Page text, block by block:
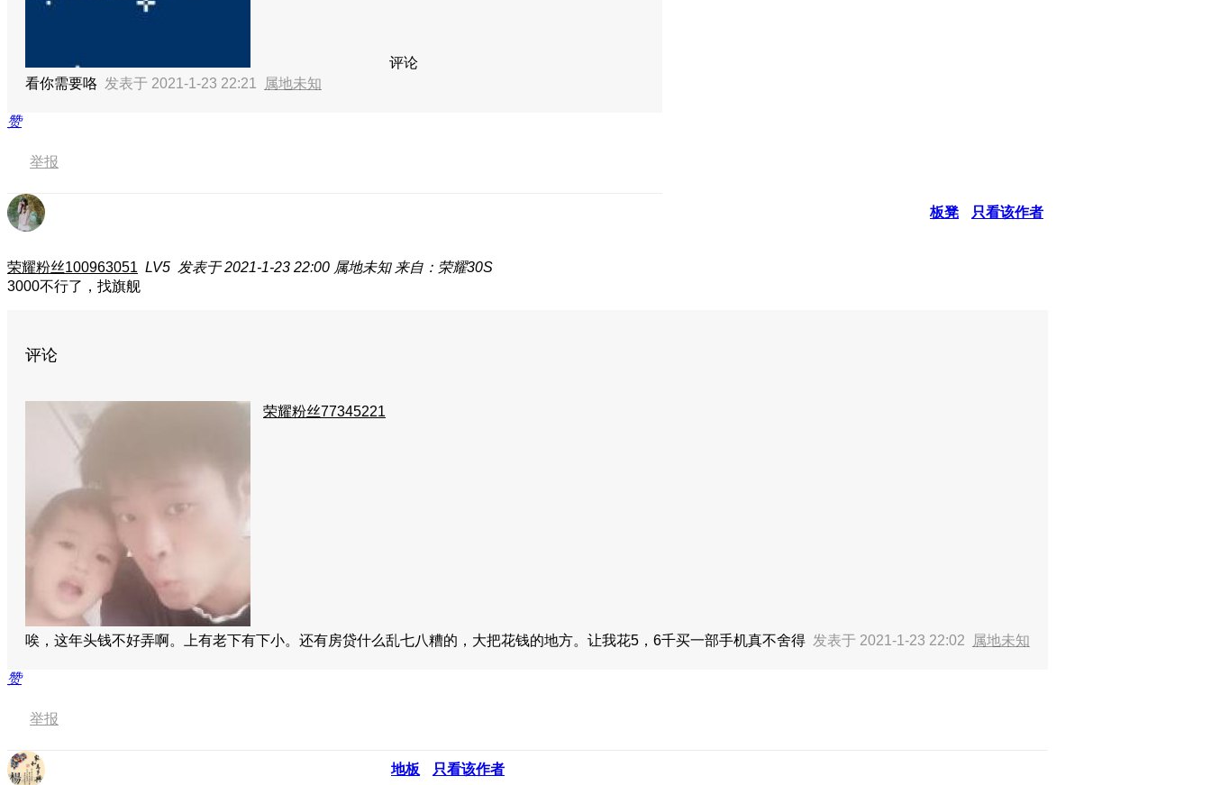
评论
看你需要咯 发表于 2021-1-23 22:21 属地未知
赞
举报
板凳 只看该作者
荣耀粉丝100963051 LV5 发表于 2021-1-23 22:00 属地未知 来自：荣耀30S
3000不行了，找旗舰
评论
荣耀粉丝77345221
唉，这年头钱不好弄啊。 上有老下有下小。还有房贷什么乱七八糟的，大把花钱的地方。让我花5，6千买一部手机真不舍得 发表于 2021-1-23 22:02 属地未知
赞
举报
地板 只看该作者